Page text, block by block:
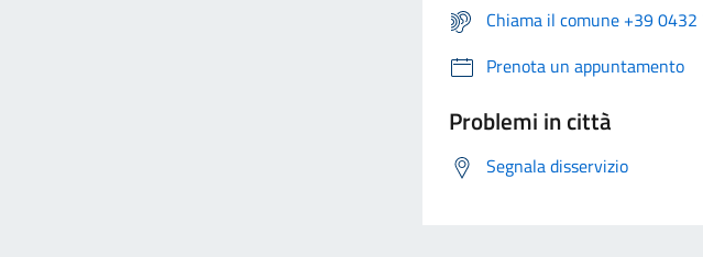
Chiama il comune +39
Prenota un appuntamento
Problemi in città
Segnala disservizio